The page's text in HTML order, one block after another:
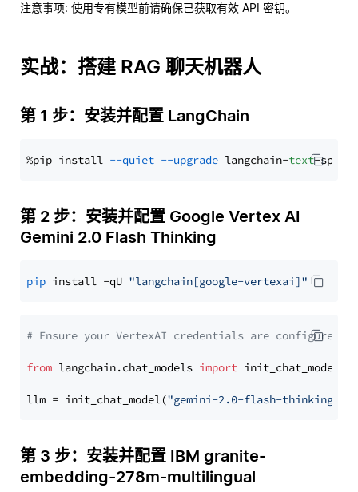
注意事项: 使用专有模型前请确保已获取有效 API 密钥。
实战：搭建 RAG 聊天机器人
第 1 步：安装并配置 LangChain
%pip install --quiet --upgrade langchain-text
第 2 步：安装并配置 Google Vertex AI
Gemini 2.0 Flash Thinking
pip install -qU "langchain[google-vertexai]"
# Ensure your VertexAI credentials are configured
from langchain.chat_models import init_chat_model
llm = init_chat_model("gemini-2.0-flash-thinking-
第 3 步：安装并配置 IBM granite-
embedding-278m-multilingual